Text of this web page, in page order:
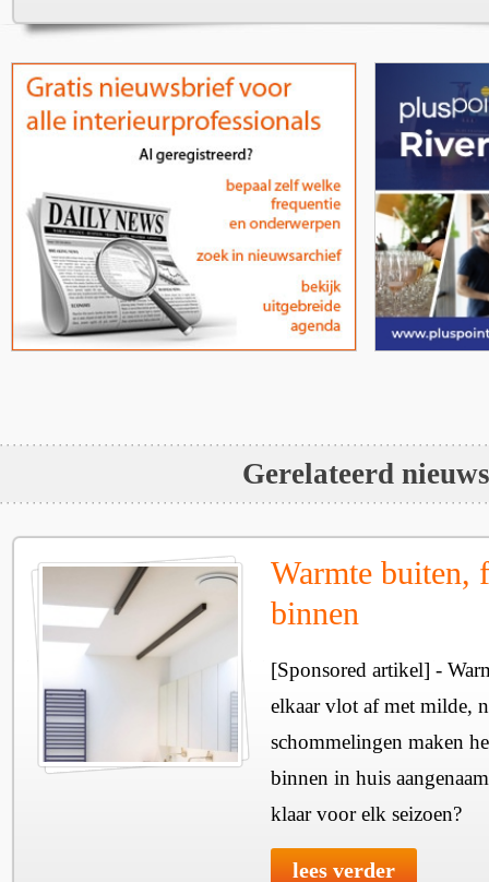
Gerelateerd nieuws
Warmte buiten,
binnen
[Sponsored artikel] -
elkaar vlot af met milde,
schommelingen maken
binnen in huis
klaar voor elk seizoen?
lees verder